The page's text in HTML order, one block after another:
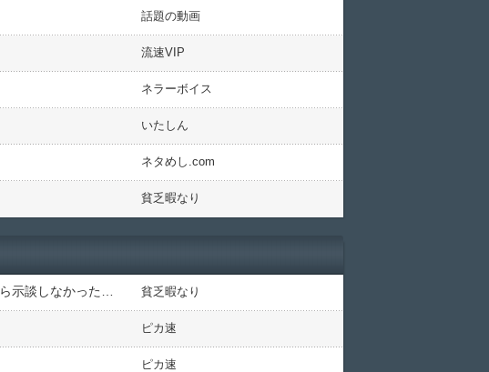
話題の動画
流速VIP
ネラーボイス
いたしん
ネタめし.com
貧乏暇なり
貧乏暇なり
ピカ速
ピカ速